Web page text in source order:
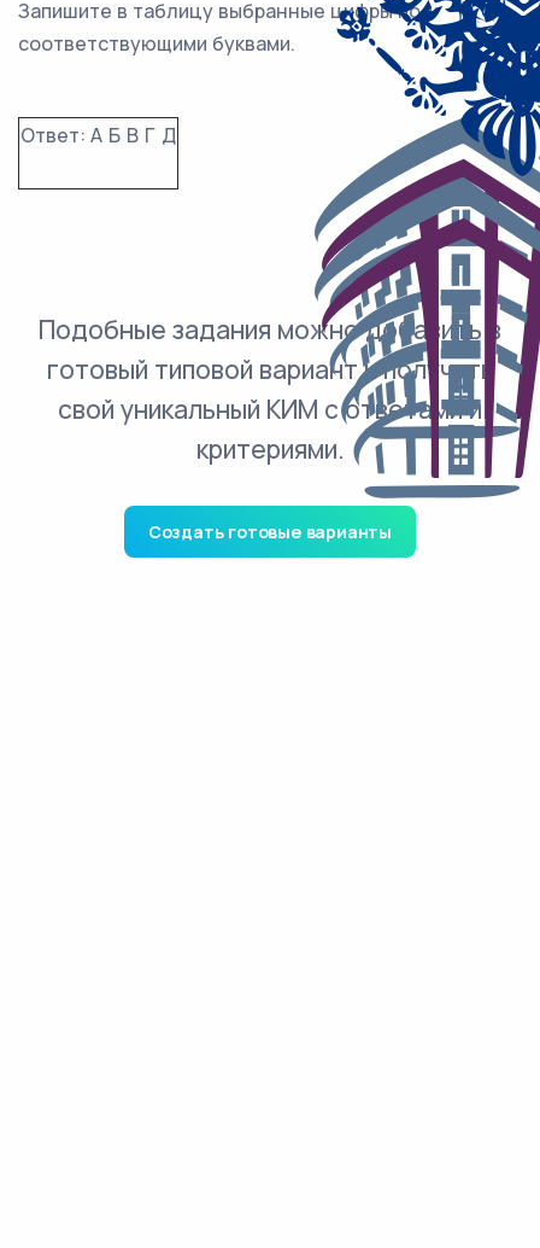
Запишите в таблицу выбранные цифры под
соответствующими буквами.
Ответ: А Б В Г Д
Подобные задания можно добавить в
готовый типовой вариант и получить
свой уникальный КИМ с ответами и
критериями.
Создать готовые варианты